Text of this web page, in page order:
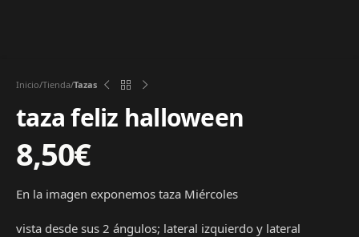
Inicio Tienda Tazas
taza feliz halloween
8,50€
En la imagen exponemos taza Miércoles
vista desde sus 2 ángulos; lateral izquierdo y lateral